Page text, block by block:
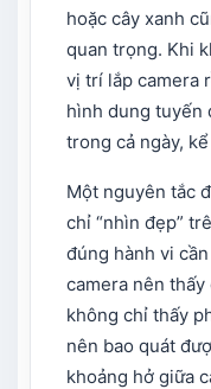
hoặc cây xanh
quan trọng. Khi
vị trí lắp camera
hình dung tuyến
trong cả ngày,
Một nguyên tắc
chỉ “nhìn đẹp”
đúng hành vi
camera nên
không chỉ thấy
nên bao quát
khoảng hở giữa